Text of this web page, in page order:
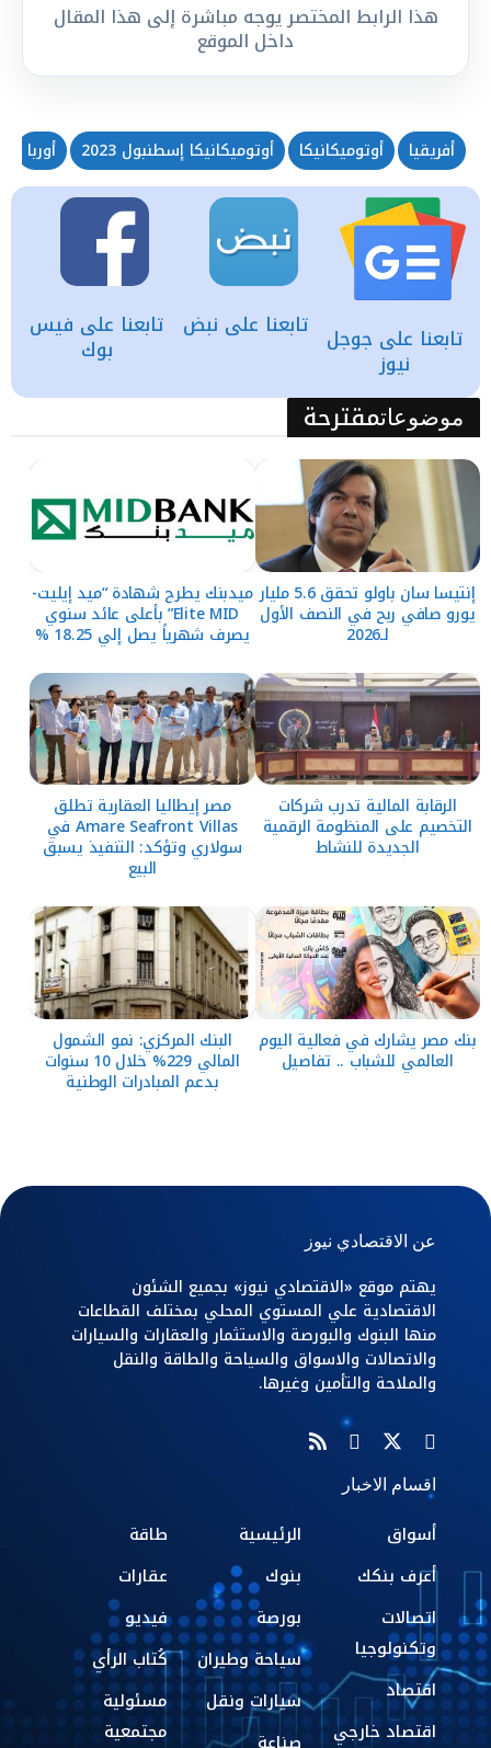
هذا الرابط المختصر يوجه مباشرة إلى هذا المقال
داخل الموقع
أفريقيا أوتوميكانيكا أوتوميكانيكا إسطنبول 2023 أوربا
تابعنا على فيس
بوك
تابعنا على نبض تابعنا على جوجل
نيوز
موضوعاتمقترحة
إنتيسا سان باولو تحقق 5.6 مليار
يورو صافي ربح في النصف الأول
لـ2026
ميدبنك يطرح شهادة “ميد إيليت-
Elite MID” بأعلى عائد سنوي
يصرف شهرياً يصل إلي 18.25 %
الرقابة المالية تدرب شركات
التخصيم على المنظومة الرقمية
الجديدة للنشاط
مصر إيطاليا العقارية تطلق
Amare Seafront Villas في
سولاري وتؤكد: التنفيذ يسبق
البيع
بنك مصر يشارك في فعالية اليوم
العالمي للشباب .. تفاصيل
البنك المركزي: نمو الشمول
المالي 229% خلال 10 سنوات
بدعم المبادرات الوطنية
عن الاقتصادي نيوز
يهتم موقع «الاقتصادي نيوز» بجميع الشئون
الاقتصادية علي المستوي المحلي بمختلف القطاعات
منها البنوك والبورصة والاستثمار والعقارات والسيارات
والاتصالات والاسواق والسياحة والطاقة والنقل
والملاحة والتأمين وغيرها.
اقسام الاخبار
أسواق
أعرف بنكك
اتصالات
وتكنولوجيا
اقتصاد
اقتصاد خارجي
الرئيسية
بنوك
بورصة
سياحة وطيران
سيارات ونقل
طاقة
عقارات
فيديو
كُتاب الرأي
مسئولية
مجتمعية